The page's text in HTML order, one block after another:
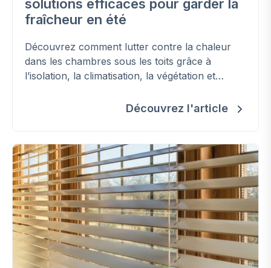
solutions efficaces pour garder la
fraîcheur en été
Découvrez comment lutter contre la chaleur
dans les chambres sous les toits grâce à
l’isolation, la climatisation, la végétation et
Découvrez l'article